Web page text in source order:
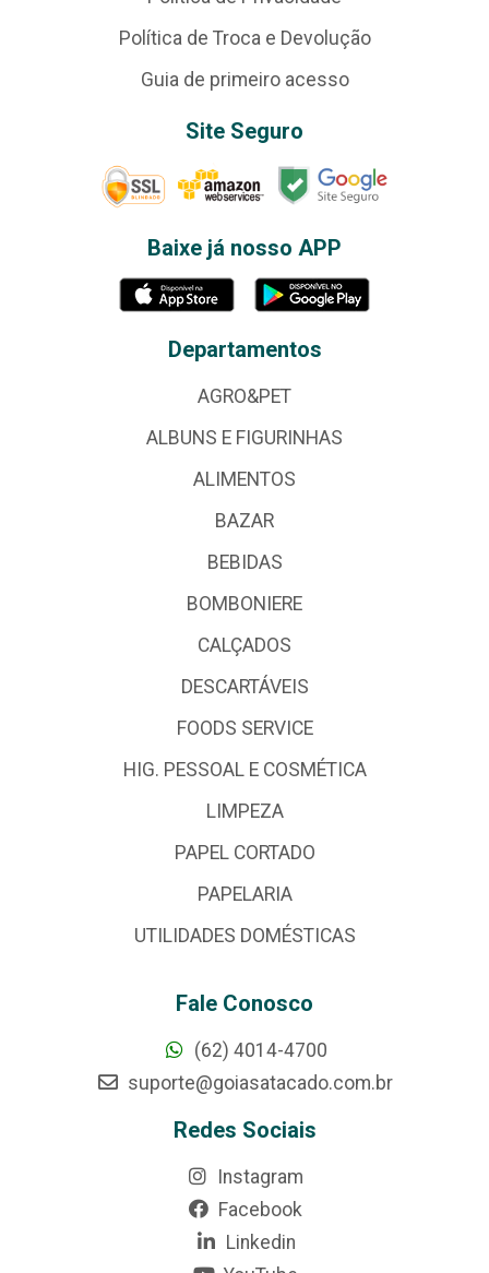
Política de Troca e Devolução
Guia de primeiro acesso
Site Seguro
Baixe já nosso APP
Departamentos
AGRO&PET
ALBUNS E FIGURINHAS
ALIMENTOS
BAZAR
BEBIDAS
BOMBONIERE
CALÇADOS
DESCARTÁVEIS
FOODS SERVICE
HIG. PESSOAL E COSMÉTICA
LIMPEZA
PAPEL CORTADO
PAPELARIA
UTILIDADES DOMÉSTICAS
Fale Conosco
(62) 4014-4700
suporte@goiasatacado.com.br
Redes Sociais
Instagram
Facebook
Linkedin